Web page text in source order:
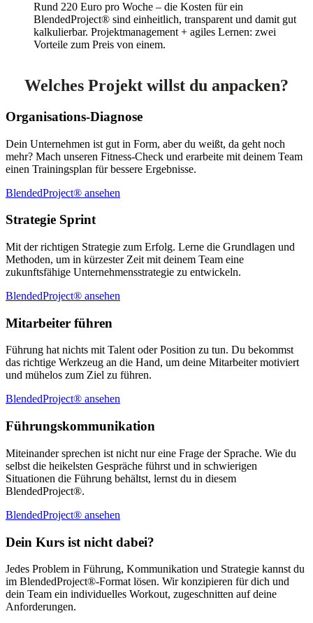
Rund 220 Euro pro Woche – die Kosten für ein
BlendedProject® sind einheitlich, transparent und damit gut
kalkulierbar. Projektmanagement + agiles Lernen: zwei
Vorteile zum Preis von einem.
Welches Projekt willst du anpacken?
Organisations-Diagnose
Dein Unternehmen ist gut in Form, aber du weißt, da geht noch
mehr? Mach unseren Fitness-Check und erarbeite mit deinem Team
einen Trainingsplan für bessere Ergebnisse.
BlendedProject® ansehen
Strategie Sprint
Mit der richtigen Strategie zum Erfolg. Lerne die Grundlagen und
Methoden, um in kürzester Zeit mit deinem Team eine
zukunftsfähige Unternehmensstrategie zu entwickeln.
BlendedProject® ansehen
Mitarbeiter führen
Führung hat nichts mit Talent oder Position zu tun. Du bekommst
das richtige Werkzeug an die Hand, um deine Mitarbeiter motiviert
und mühelos zum Ziel zu führen.
BlendedProject® ansehen
Führungskommunikation
Miteinander sprechen ist nicht nur eine Frage der Sprache. Wie du
selbst die heikelsten Gespräche führst und in schwierigen
Situationen die Führung behältst, lernst du in diesem
BlendedProject®.
BlendedProject® ansehen
Dein Kurs ist nicht dabei?
Jedes Problem in Führung, Kommunikation und Strategie kannst du
im BlendedProject®-Format lösen. Wir konzipieren für dich und
dein Team ein individuelles Workout, zugeschnitten auf deine
Anforderungen.